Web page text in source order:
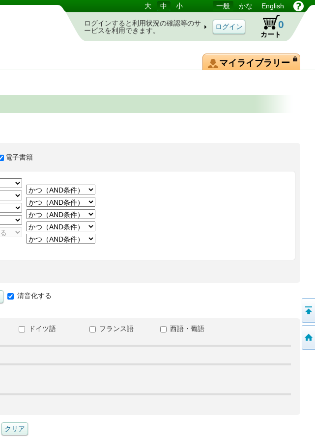
大 中 小 一般 かな English
ログインすると利用状況の確認等のサ
ービスを利用できます。
カート
0
マイライブラリー
電子書籍
清音化する
ドイツ語 フランス語
西語・葡語